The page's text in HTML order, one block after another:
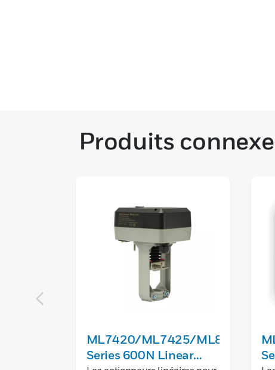
Produits
ML7420/ML7425/ML8824
Series 600N Linear